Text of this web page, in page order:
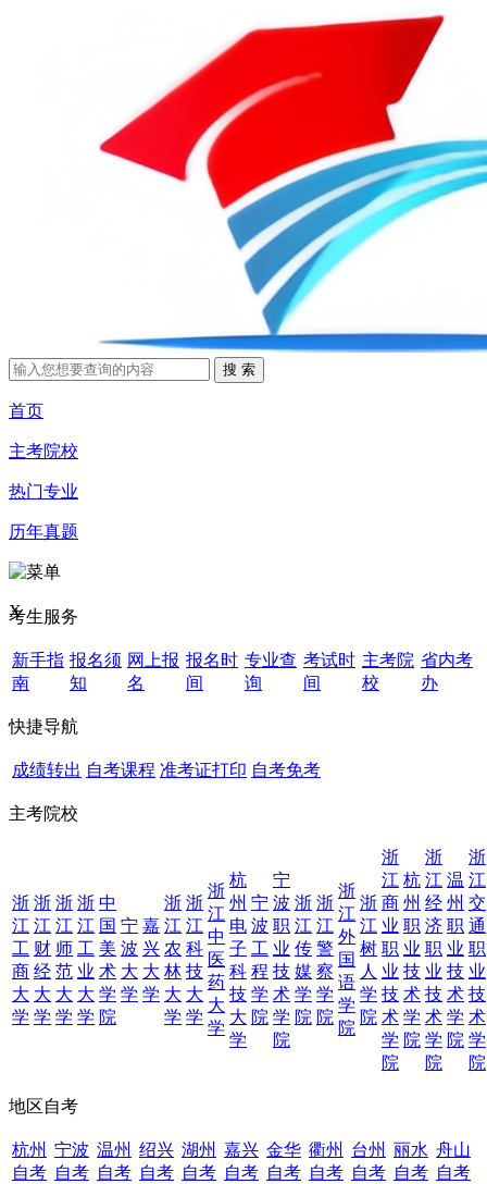
首页
主考院校
热门专业
历年真题
X
考生服务
新手指
南
报名须
知
网上报
名
报名时
间
专业查
询
考试时
间
主考院
校
省内考
办
快捷导航
成绩转出 自考课程 准考证打印 自考免考
主考院校
浙
江
工
商
大
学
浙
江
财
经
大
学
浙
江
师
范
大
学
浙
江
工
业
大
学
中
国
美
术
学
院
宁
波
大
学
嘉
兴
大
学
浙
江
农
林
大
学
浙
江
科
技
大
学
浙
江
中
医
药
大
学
杭
州
电
子
科
技
大
学
宁
波
工
程
学
院
宁
波
职
业
技
术
学
院
浙
江
传
媒
学
院
浙
江
警
察
学
院
浙
江
外
国
语
学
院
浙
江
树
人
学
院
浙
江
商
业
职
业
技
术
学
院
杭
州
职
业
技
术
学
院
浙
江
经
济
职
业
技
术
学
院
温
州
职
业
技
术
学
院
浙
江
交
通
职
业
技
术
学
院
地区自考
杭州
自考
宁波
自考
温州
自考
绍兴
自考
湖州
自考
嘉兴
自考
金华
自考
衢州
自考
台州
自考
丽水
自考
舟山
自考